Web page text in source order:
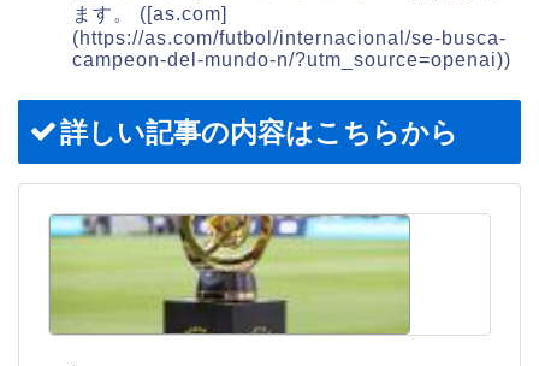
ます。 ([as.com]
(https://as.com/futbol/internacional/se-busca-
campeon-del-mundo-n/?utm_source=openai))
詳しい記事の内容はこちらから